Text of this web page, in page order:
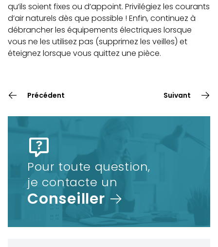
qu’ils soient fixes ou d’appoint. Privilégiez les courants
d’air naturels dès que possible ! Enfin, continuez à
débrancher les équipements électriques lorsque
vous ne les utilisez pas (supprimez les veilles) et
éteignez lorsque vous quittez une pièce.
Précédent Suivant
Pour toute question,
je contacte un
Conseiller